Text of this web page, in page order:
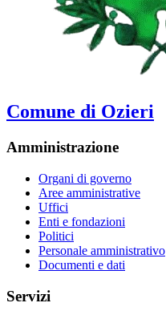
Comune di Ozieri
Amministrazione
Organi di governo
Aree amministrative
Uffici
Enti e fondazioni
Politici
Personale amministrativo
Documenti e dati
Servizi